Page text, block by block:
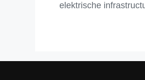
elektrische